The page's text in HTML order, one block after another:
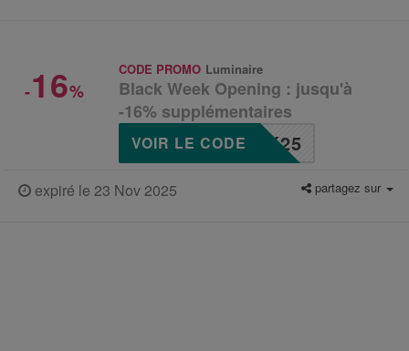
-16%
CODE PROMO Luminaire
Black Week Opening : jusqu'à
-16% supplémentaires
K25
VOIR LE CODE
expiré le 23 Nov 2025 partagez sur